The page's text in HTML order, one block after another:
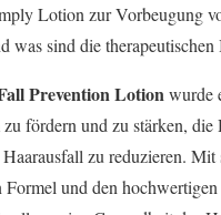
Lotion zur Vorbeugung
was sind die
Prevention Lotion wurde
fördern und zu stärken, die
Haarausfall zu reduzieren. Mit
und den